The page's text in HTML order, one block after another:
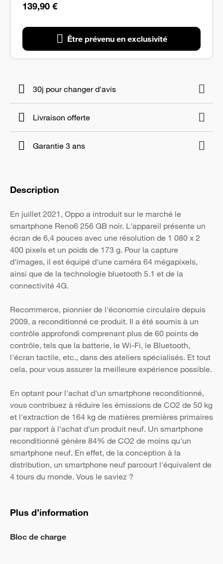
139,90 €
Être prévenu en exclusivité
30j pour changer d'avis
Livraison offerte
Garantie 3 ans
Description
En juillet 2021, Oppo a introduit sur le marché le
smartphone Reno6 256 GB noir. L'appareil présente un
écran de 6,4 pouces avec une résolution de 1 080 x 2
400 pixels et un poids de 173 g. Pour la capture
d'images, il est équipé d'une caméra 64 mégapixels,
ainsi que de la technologie bluetooth 5.1 et de la
connectivité 4G.
Recommerce, pionnier de l'économie circulaire depuis
2009, a reconditionné ce produit. Il a été soumis à un
contrôle approfondi comprenant plus de 60 points de
contrôle, tels que la batterie, le Wi-Fi, le Bluetooth,
l'écran tactile, etc., dans des ateliers spécialisés. Et tout
cela, pour vous assurer la meilleure expérience possible.
En optant pour l'achat d'un smartphone reconditionné,
vous contribuez à réduire les émissions de CO2 de 50 kg
et l'extraction de 164 kg de matières premières primaires
par rapport à l'achat d'un produit neuf. Un smartphone
reconditionné génère 84% de CO2 de moins qu'un
smartphone neuf. En effet, de la conception à la
distribution, un smartphone neuf parcourt l'équivalent de
4 tours du monde. Vous le saviez ?
Plus d’information
Bloc de charge